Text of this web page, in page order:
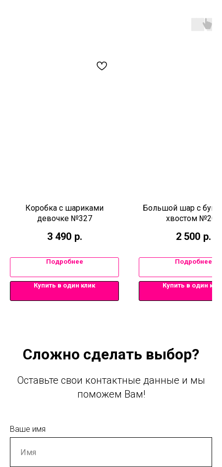
Коробка с шариками
девочке №327
3 490 р.
Подробнее
Купить в один клик
Большой шар с
хвостом №205
2 500 р.
Подробнее
Купить в один
Сложно сделать выбор?
Оставьте свои контактные данные и мы
поможем Вам!
Ваше имя